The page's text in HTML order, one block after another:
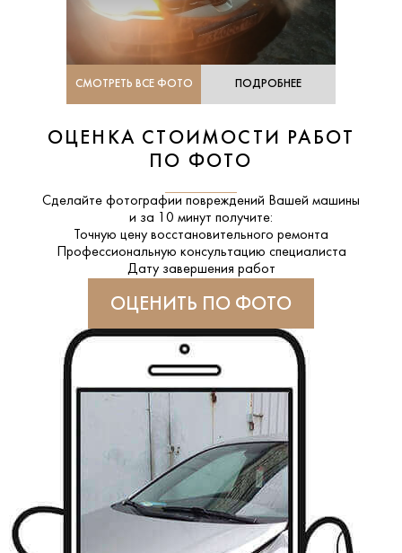
СМОТРЕТЬ ВСЕ ФОТО ПОДРОБНЕЕ
ОЦЕНКА СТОИМОСТИ РАБОТ
ПО ФОТО
Сделайте фотографии повреждений Вашей машины
и за
10 минут получите:
Точную цену восстановительного ремонта
Профессиональную консультацию специалиста
Дату завершения работ
ОЦЕНИТЬ ПО ФОТО